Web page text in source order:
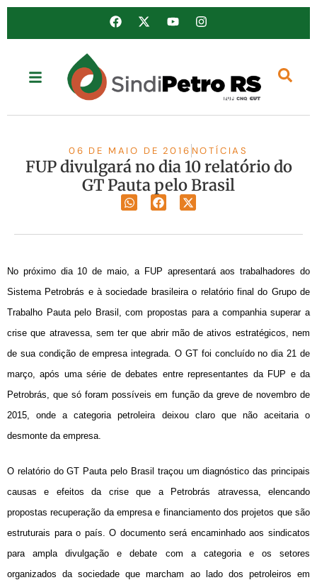
06 DE MAIO DE 2016 NOTÍCIAS
FUP divulgará no dia 10 relatório do
GT Pauta pelo Brasil
No próximo dia 10 de maio, a FUP apresentará aos trabalhadores do
Sistema Petrobrás e à sociedade brasileira o relatório final do Grupo de
Trabalho Pauta pelo Brasil, com propostas para a companhia superar a
crise que atravessa, sem ter que abrir mão de ativos estratégicos, nem
de sua condição de empresa integrada. O GT foi concluído no dia 21 de
março, após uma série de debates entre representantes da FUP e da
Petrobrás, que só foram possíveis em função da greve de novembro de
2015, onde a categoria petroleira deixou claro que não aceitaria o
desmonte da empresa.
O relatório do GT Pauta pelo Brasil traçou um diagnóstico das principais
causas e efeitos da crise que a Petrobrás atravessa, elencando
propostas recuperação da empresa e financiamento dos projetos que são
estruturais para o país. O documento será encaminhado aos sindicatos
para ampla divulgação e debate com a categoria e os setores
organizados da sociedade que marcham ao lado dos petroleiros em